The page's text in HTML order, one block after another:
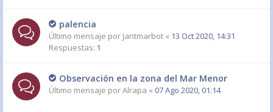
palencia
Último mensaje por Jantmarbot « 13 Oct 2020, 14:31
Respuestas: 1
Observación en la zona del Mar Menor
Último mensaje porAlrapa « 07 Ago 2020, 01:14